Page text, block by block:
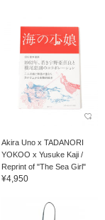
Akira Uno x TADANORI
YOKOO x Yusuke Kaji /
Reprint of "The Sea Girl"
¥4,950